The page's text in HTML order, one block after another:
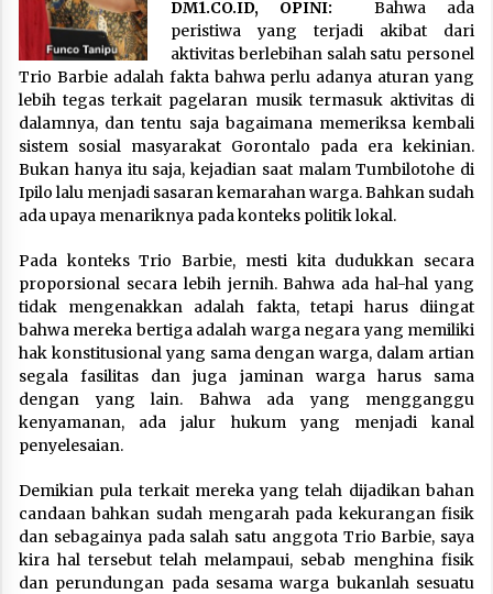
DM1.CO.ID, OPINI: Bahwa ada
peristiwa yang terjadi akibat dari
aktivitas berlebihan salah satu personel
Trio Barbie adalah fakta bahwa perlu adanya aturan yang
lebih tegas terkait pagelaran musik termasuk aktivitas di
dalamnya, dan tentu saja bagaimana memeriksa kembali
sistem sosial masyarakat Gorontalo pada era kekinian.
Bukan hanya itu saja, kejadian saat malam Tumbilotohe di
Ipilo lalu menjadi sasaran kemarahan warga. Bahkan sudah
ada upaya menariknya pada konteks politik lokal.
Pada konteks Trio Barbie, mesti kita dudukkan secara
proporsional secara lebih jernih. Bahwa ada hal-hal yang
tidak mengenakkan adalah fakta, tetapi harus diingat
bahwa mereka bertiga adalah warga negara yang memiliki
hak konstitusional yang sama dengan warga, dalam artian
segala fasilitas dan juga jaminan warga harus sama
dengan yang lain. Bahwa ada yang mengganggu
kenyamanan, ada jalur hukum yang menjadi kanal
penyelesaian.
Demikian pula terkait mereka yang telah dijadikan bahan
candaan bahkan sudah mengarah pada kekurangan fisik
dan sebagainya pada salah satu anggota Trio Barbie, saya
kira hal tersebut telah melampaui, sebab menghina fisik
dan perundungan pada sesama warga bukanlah sesuatu